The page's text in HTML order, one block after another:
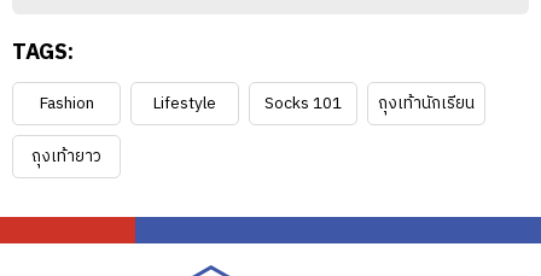
TAGS:
Fashion Lifestyle Socks 101
ถุงเท้านักเรียน
ถุงเท้ายาว